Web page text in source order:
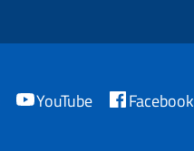
YouTube Facebook